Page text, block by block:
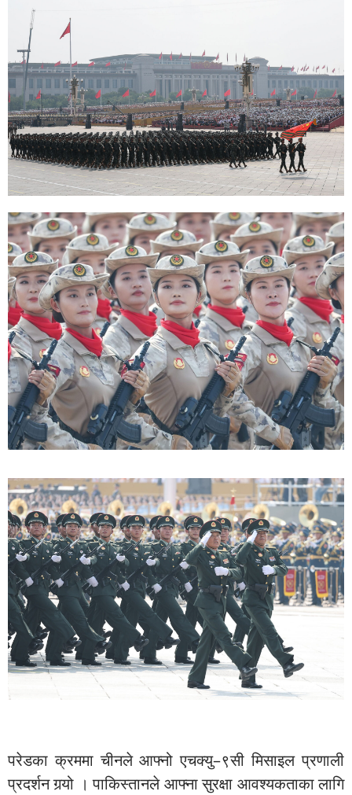
परेडका क्रममा चीनले आफ्नो एचक्यु–९सी मिसाइल प्रणाली
प्रदर्शन गर्‍यो । पाकिस्तानले आफ्ना सुरक्षा आवश्यकताका लागि